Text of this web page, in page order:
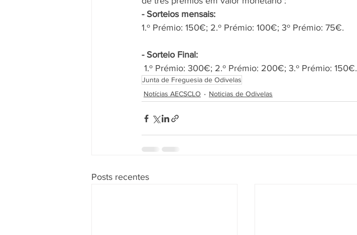
- Sorteios mensais:
1.º Prémio: 150€; 2.º Prémio: 100€; 3º Prémio: 75€.
- Sorteio Final:
1.º Prémio: 300€; 2.º Prémio: 200€; 3.º Prémio: 150€.
Junta de Freguesia de Odivelas
Notícias AECSCLO
Noticias de Odivelas
Posts recentes